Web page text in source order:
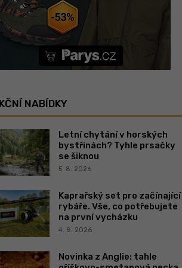
NABÍDKY
Letní chytání v horských
bystřinách? Tyhle prsačky
se šiknou
5. 8. 2026
Kaprařský set pro začínající
rybáře. Vše, co potřebujete
na první vycházku
4. 8. 2026
Novinka z Anglie: tahle